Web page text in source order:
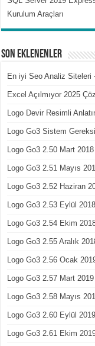
Kurulum Araçları
Son Eklenenler
En iyi Seo Analiz Siteleri
Excel Açılmıyor 2025
Logo Devir Resimli
Logo Go3 Sistem
Logo Go3 2.50 Mart 2018
Logo Go3 2.51 Mayıs
Logo Go3 2.52 Haziran
Logo Go3 2.53 Eylül 2018
Logo Go3 2.54 Ekim
Logo Go3 2.55 Aralık
Logo Go3 2.56 Ocak
Logo Go3 2.57 Mart 2019
Logo Go3 2.58 Mayıs
Logo Go3 2.60 Eylül 2019
Logo Go3 2.61 Ekim